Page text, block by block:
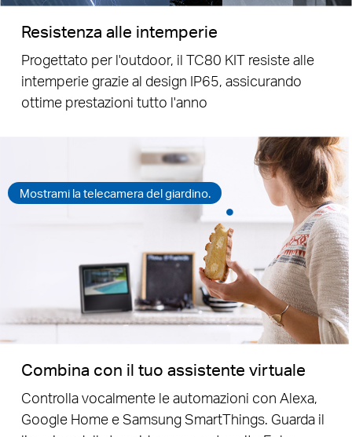
Resistenza alle intemperie
Progettato per l'outdoor, il TC80 KIT resiste alle
intemperie grazie al design IP65, assicurando
ottime prestazioni tutto l'anno
Mostrami la telecamera del giardino.
Combina con il tuo assistente virtuale
Controlla vocalmente le automazioni con Alexa,
Google Home e Samsung SmartThings. Guarda il